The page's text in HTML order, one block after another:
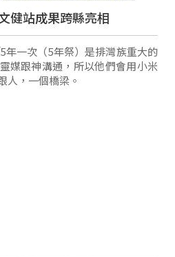
健站成果跨縣亮相
年一次（5年祭）是排灣族重大的
媒跟神溝通，所以他們會用小米
人，一個橋梁。